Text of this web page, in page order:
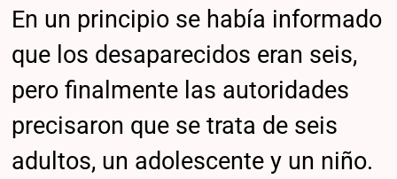
En un principio se había informado
que los desaparecidos eran seis,
pero finalmente las autoridades
precisaron que se trata de seis
adultos, un adolescente y un niño.